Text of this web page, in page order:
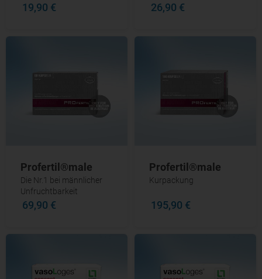
19,90 € 26,90 €
Profertil®male
Die Nr.1 bei männlicher
Unfruchtbarkeit
69,90 €
Profertil®male
Kurpackung
195,90 €